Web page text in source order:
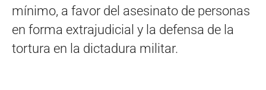
mínimo, a favor del asesinato de personas
en forma extrajudicial y la defensa de la
tortura en la dictadura militar.